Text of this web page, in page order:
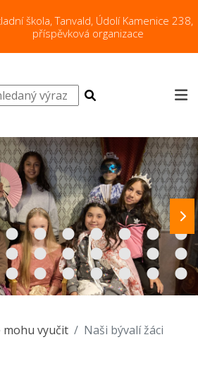
škola, Tanvald, Údolí Kamenice 238,
příspěvková organizace
mohu vyučit Naši bývalí žáci